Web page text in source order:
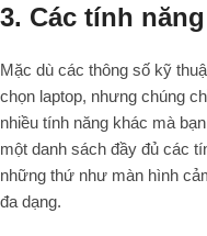
3. Các tính
Mặc dù các thông số kỹ
chọn laptop, nhưng chúng
nhiều tính năng khác mà
một danh sách đầy đủ các
những thứ như màn hình
đa dạng.